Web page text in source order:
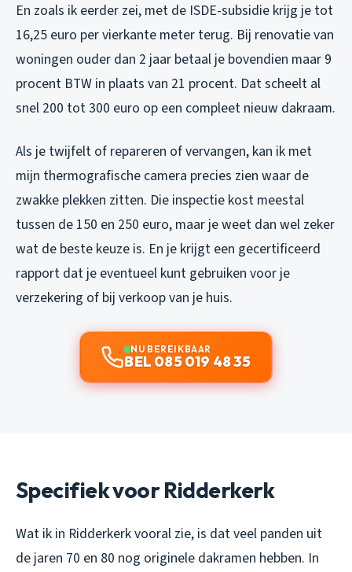
En zoals ik eerder zei, met de ISDE-subsidie krijg je tot
16,25 euro per vierkante meter terug. Bij renovatie van
woningen ouder dan 2 jaar betaal je bovendien maar 9
procent BTW in plaats van 21 procent. Dat scheelt al
snel 200 tot 300 euro op een compleet nieuw dakraam.
Als je twijfelt of repareren of vervangen, kan ik met
mijn thermografische camera precies zien waar de
zwakke plekken zitten. Die inspectie kost meestal
tussen de 150 en 250 euro, maar je weet dan wel zeker
wat de beste keuze is. En je krijgt een gecertificeerd
rapport dat je eventueel kunt gebruiken voor je
verzekering of bij verkoop van je huis.
NU BEREIKBAAR
BEL 085 019 48 35
Specifiek voor Ridderkerk
Wat ik in Ridderkerk vooral zie, is dat veel panden uit
de jaren 70 en 80 nog originele dakramen hebben. In